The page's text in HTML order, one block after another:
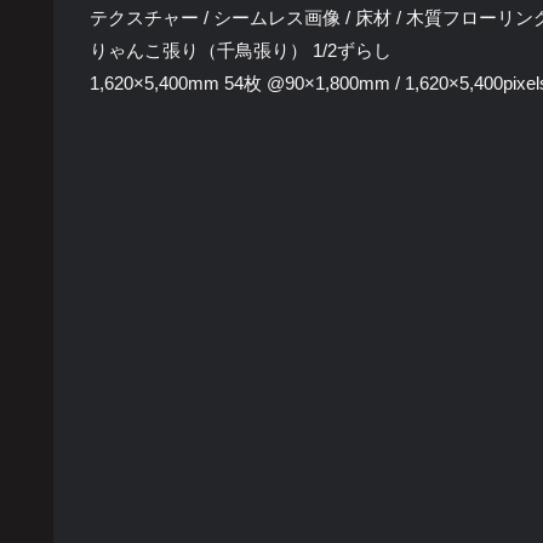
テクスチャー / シームレス画像 / 床材 / 木質フローリン
りゃんこ張り（千鳥張り） 1/2ずらし
1,620×5,400mm 54枚 @90×1,800mm /